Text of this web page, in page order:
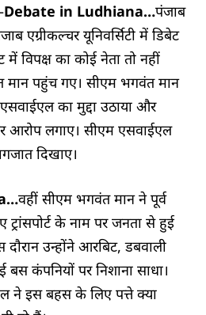
Debate in Ludhiana…पंजाब
एग्रीकल्चर यूनिवर्सिटी में डिबेट
विपक्ष का कोई नेता तो नहीं
पहुंच गए। सीएम भगवंत मान
का मुद्दा उठाया और
आरोप लगाए। सीएम एसवाईएल
दिखाए।
वहीं सीएम भगवंत मान ने पूर्व
के नाम पर जनता से हुई
उन्होंने आरबिट, डबवाली
कंपनियों पर निशाना साधा।
ने इस बहस के लिए पत्ते क्या